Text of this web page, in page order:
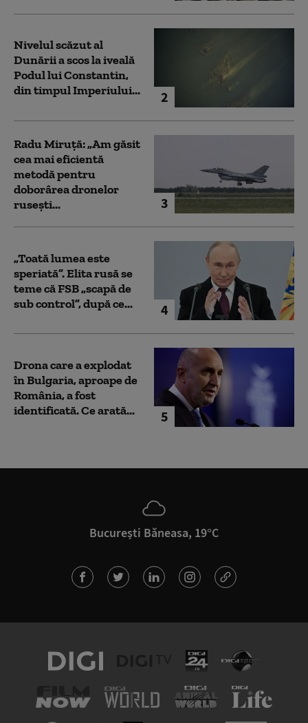
2
Nivelul scăzut al
Dunării a scos la iveală
Podul lui Constantin,
din timpul Imperiului...
3
Radu Miruță: „Am găsit
cea mai eficientă
metodă pentru
doborârea dronelor
rusești...
4
„Toată lumea este
speriată”. Elita rusă se
teme că FSB „scapă de
sub control”, după ce...
5
Drona care a explodat
în Bulgaria, aproape de
România, a fost
identificată. Ce arată...
București Băneasa, 19°C